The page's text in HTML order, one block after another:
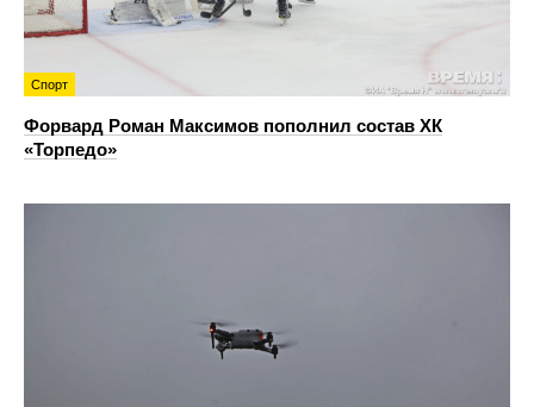
Спорт
Форвард Роман Максимов пополнил состав ХК
«Торпедо»